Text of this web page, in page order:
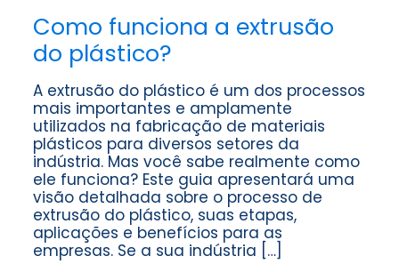
Como funciona a extrusão
do plástico?
A extrusão do plástico é um dos processos
mais importantes e amplamente
utilizados na fabricação de materiais
plásticos para diversos setores da
indústria. Mas você sabe realmente como
ele funciona? Este guia apresentará uma
visão detalhada sobre o processo de
extrusão do plástico, suas etapas,
aplicações e benefícios para as
empresas. Se a sua indústria […]